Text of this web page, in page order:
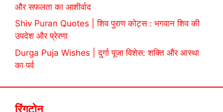
और सफलता का आशीर्वाद
Shiv Puran Quotes | शिव पुराण कोट्स : भगवान शिव की
उपदेश और प्रेरणा
Durga Puja Wishes | दुर्गा पूजा विशेस: शक्ति और आस्था
का पर्व
रिंगटोन